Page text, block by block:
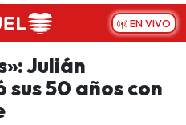
EN VIVO
Julián
50 años con